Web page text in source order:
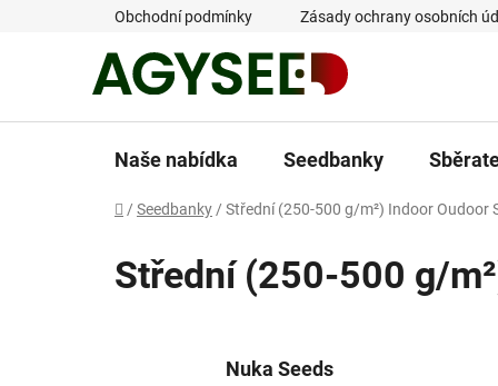
Obchodní podmínky Zásady ochrany osobních
Naše nabídka Seedbanky
Domů
/ Seedbanky / Střední (250-500 g/m²) Indoor Oudoor
Střední (250-500 g/
Nuka Seeds